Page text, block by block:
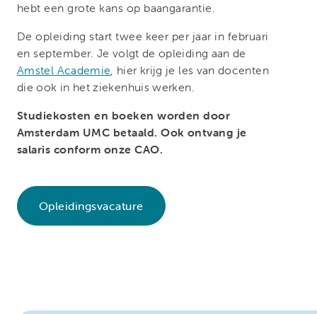
hebt een grote kans op baangarantie.
De opleiding start twee keer per jaar in februari
en september. Je volgt de opleiding aan de
Amstel Academie, hier krijg je les van docenten
die ook in het ziekenhuis werken.
Studiekosten en boeken worden door
Amsterdam UMC betaald. Ook ontvang je
salaris conform onze CAO.
Opleidingsvacature